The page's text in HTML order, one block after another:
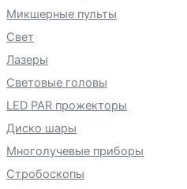
Микшерные пульты
Свет
Лазеры
Световые головы
LED PAR прожекторы
Диско шары
Многолучевые приборы
Стробоскопы